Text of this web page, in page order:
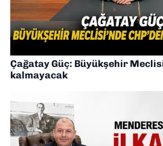
Çağatay Güç: Büyükşehir
kalmayacak